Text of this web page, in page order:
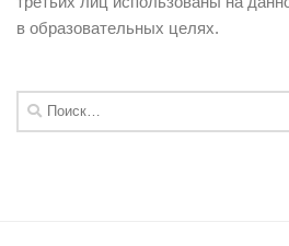
в образовательных целях.
Найти: